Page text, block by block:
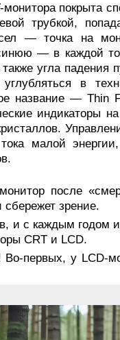
монитора
трубкой,
— точка на
— в каждой
угла падения
в
название — Thin
индикаторы
малой
после
сбережет зрение.
и с каждым годом
CRT и LCD.
первых, у LCD-